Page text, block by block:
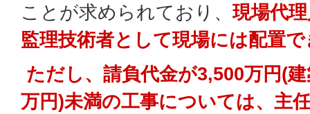
ことが求められており、現場代
監理技術者として現場には配置
ただし、請負代金が3,500万円(
万円)未満の工事については、主